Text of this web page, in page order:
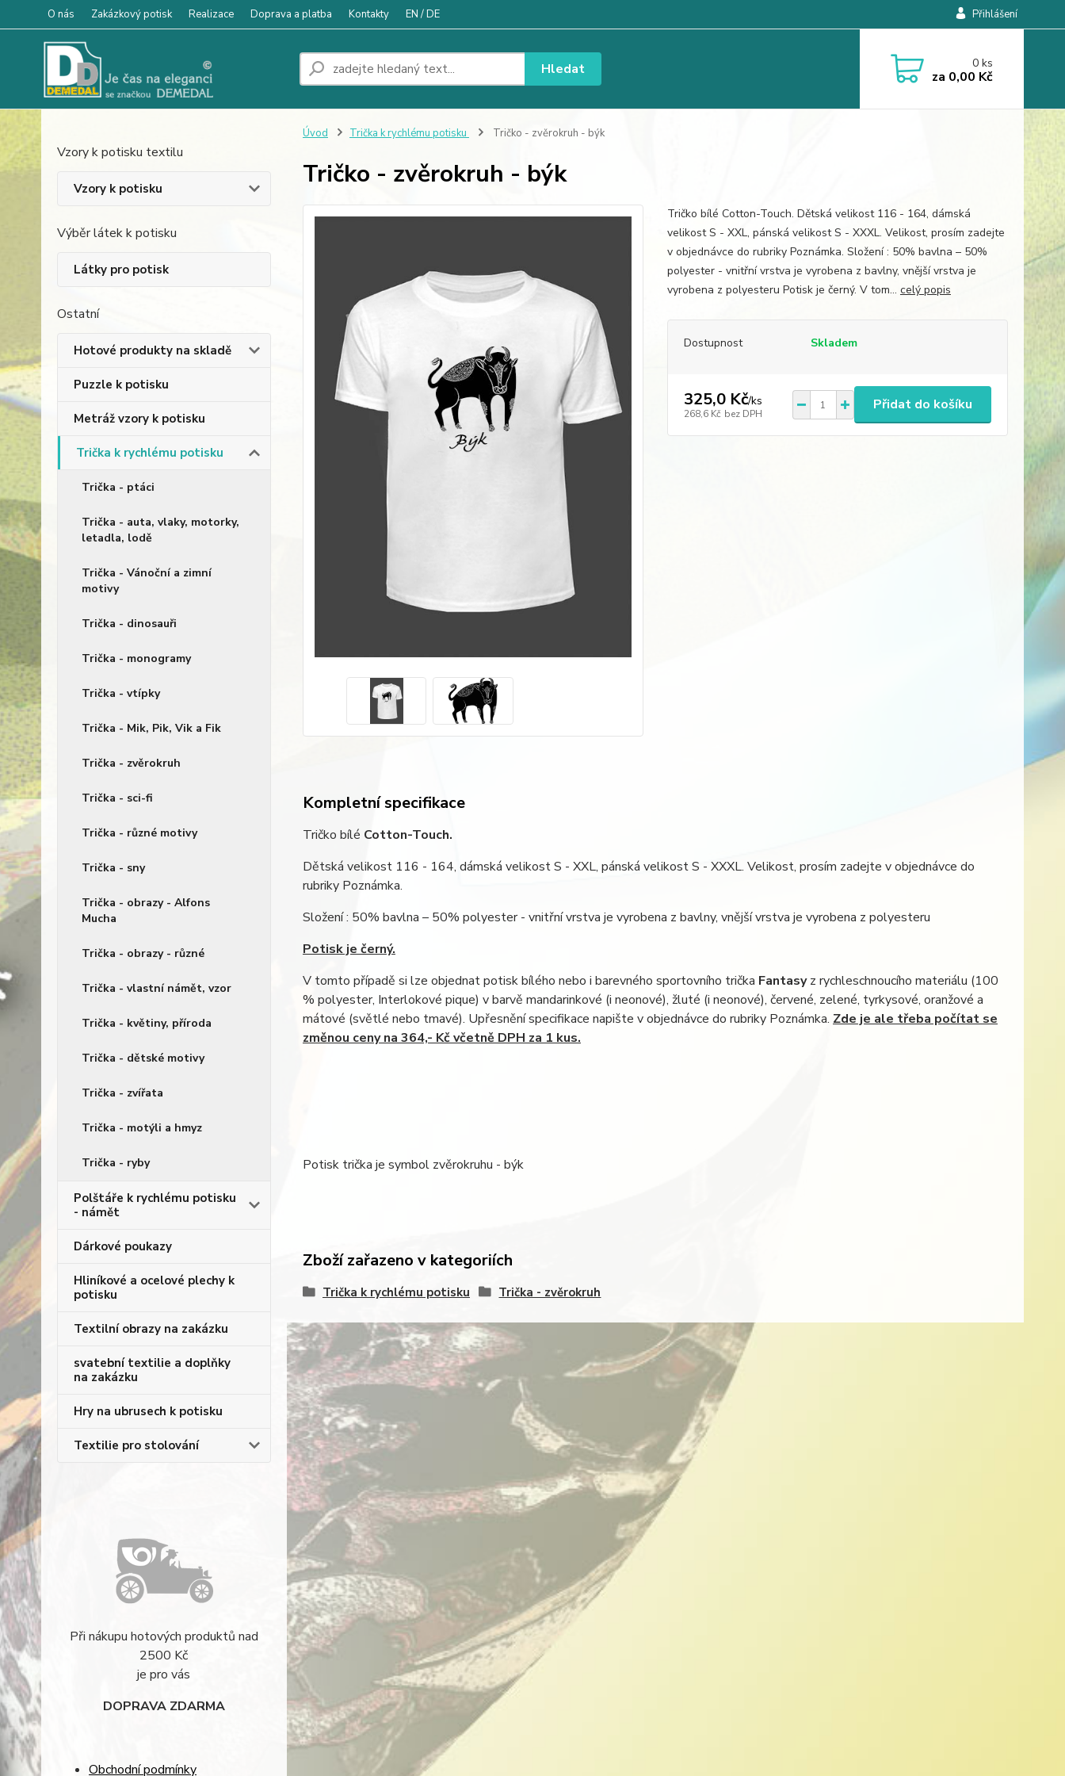
O nás Zakázkový potisk Realizace Doprava a platba Kontakty EN / DE Přihlášení
Hledat 0ks
za 0,00 Kč
Vzory k potisku textilu
Vzory k potisku
Výběr látek k potisku
Látky pro potisk
Ostatní
Hotové produkty na skladě
Puzzle k potisku
Metráž vzory k potisku
Trička k rychlému potisku
Trička - ptáci
Trička - auta, vlaky, motorky,
letadla, lodě
Trička - Vánoční a zimní
motivy
Trička - dinosauři
Trička - monogramy
Trička - vtípky
Trička - Mik, Pik, Vik a Fik
Trička - zvěrokruh
Trička - sci-fi
Trička - různé motivy
Trička - sny
Trička - obrazy - Alfons
Mucha
Trička - obrazy - různé
Trička - vlastní námět, vzor
Trička - květiny, příroda
Trička - dětské motivy
Trička - zvířata
Trička - motýli a hmyz
Trička - ryby
Polštáře k rychlému potisku
- námět
Dárkové poukazy
Hliníkové a ocelové plechy k
potisku
Textilní obrazy na zakázku
svatební textilie a doplňky
na zakázku
Hry na ubrusech k potisku
Textilie pro stolování
Při nákupu hotových produktů nad
2500 Kč
je pro vás
DOPRAVA ZDARMA
Obchodní podmínky
Úvod Trička k rychlému potisku Tričko - zvěrokruh - býk
Tričko - zvěrokruh - býk
Tričko bílé Cotton-Touch. Dětská velikost 116 - 164, dámská
velikost S - XXL, pánská velikost S - XXXL. Velikost, prosím zadejte
v objednávce do rubriky Poznámka. Složení : 50% bavlna – 50%
polyester - vnitřní vrstva je vyrobena z bavlny, vnější vrstva je
vyrobena z polyesteru Potisk je černý. V tom... celý popis
Dostupnost Skladem
325,0 Kč/ks
268,6 Kč bez DPH
Přidat do košíku
Kompletní specifikace
Tričko bílé Cotton-Touch.
Dětská velikost 116 - 164, dámská velikost S - XXL, pánská velikost S - XXXL. Velikost, prosím zadejte v objednávce do
rubriky Poznámka.
Složení : 50% bavlna – 50% polyester - vnitřní vrstva je vyrobena z bavlny, vnější vrstva je vyrobena z polyesteru
Potisk je černý.
V tomto případě si lze objednat potisk bílého nebo i barevného sportovního trička Fantasyz rychleschnoucího materiálu (100
% polyester, Interlokové pique) v barvě mandarinkové (i neonové), žluté (i neonové), červené, zelené, tyrkysové, oranžové a
mátové (světlé nebo tmavé). Upřesnění specifikace napište v objednávce do rubriky Poznámka. Zde je ale třeba počítat se
změnou ceny na 364,- Kč včetně DPH za 1 kus.
Potisk trička je symbol zvěrokruhu - býk
Zboží zařazeno v kategoriích
Trička k rychlému potisku Trička - zvěrokruh